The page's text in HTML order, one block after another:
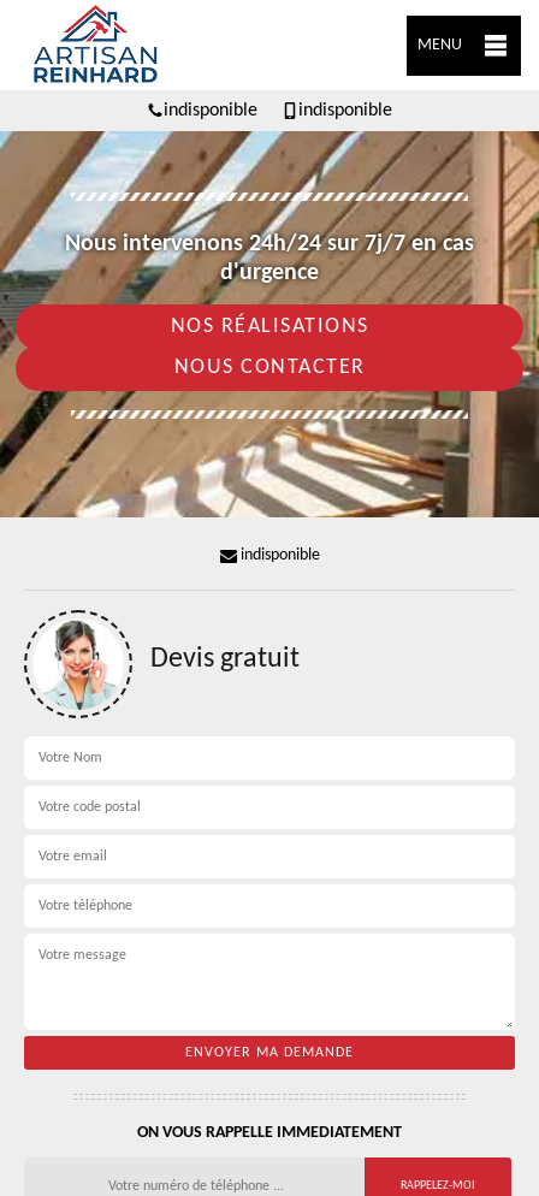
MENU
indisponible indisponible
Nous intervenons 24h/24 sur 7j/7 en cas
d'urgence
NOS RÉALISATIONS
NOUS CONTACTER
indisponible
Devis gratuit
ON VOUS RAPPELLE IMMEDIATEMENT